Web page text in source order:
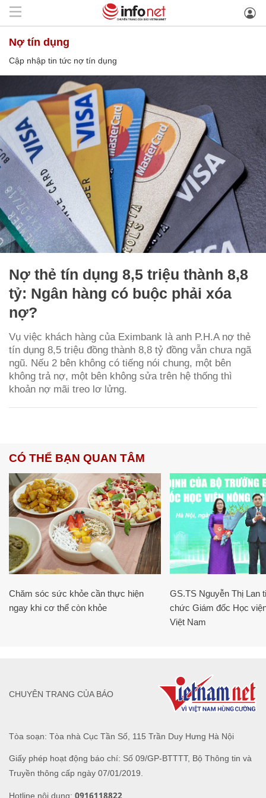
nợ tín dụng
Cập nhập tin tức nợ tín dụng
Nợ thẻ tín dụng 8,5 triệu thành 8,8
tỷ: Ngân hàng có buộc phải xóa
nợ?
Vụ việc khách hàng của Eximbank là anh P.H.A nợ thẻ
tín dụng 8,5 triệu đồng thành 8,8 tỷ đồng vẫn chưa ngã
ngũ. Nếu 2 bên không có tiếng nói chung, một bên
không trả nợ, một bên không sửa trên hệ thống thì
khoản nợ mãi treo lơ lửng.
CÓ THỂ BẠN QUAN TÂM
Chăm sóc sức khỏe cần thực hiện
ngay khi cơ thể còn khỏe
GS.TS Nguyễn Thị Lan
chức Giám đốc Học
Việt Nam
Tòa soạn: Tòa nhà Cục Tần Số, 115 Trần Duy Hưng Hà Nội
Giấy phép hoạt động báo chí: Số 09/GP-BTTTT, Bộ Thông tin và
Truyền thông cấp ngày 07/01/2019.
Hotline nội dung: 0916118822
CHUYÊN TRANG CỦA BÁO